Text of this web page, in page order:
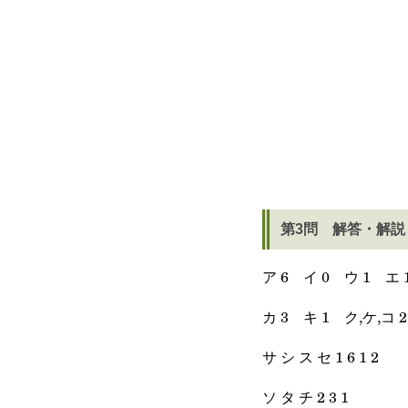
第3問 解答・解説
ア 6 イ 0 ウ 1 エ
カ 3 キ 1 ク,ケ,コ
サ シ ス セ 1 6 1 2
ソ タ チ 2 3 1